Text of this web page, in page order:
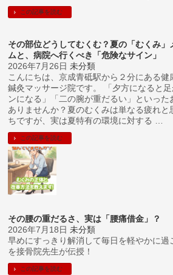
この記事を読む
その部位どうしてむくむ？夏の「むくみ」
ムと、病院へ行くべき「危険なサイン」
2026年7月26日 未分類
こんにちは、京成青砥駅から２分にある健
鍼灸マッサージ院です。 「夕方になると
ンになる」「二の腕が重だるい」といった
ありませんか？夏のむくみは単なる疲れと
ちですが、実は夏特有の環境に対する …
この記事を読む
その腰の重だるさ、実は「腰痛借金」？
2026年7月18日 未分類
早めにすっきり解消して毎日を軽やかに過
を接骨院先生が伝授！
この記事を読む